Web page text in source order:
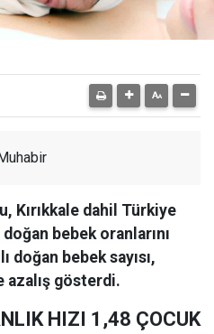
Kırıkkale dahil Türkiye
bebek oranlarını
doğan bebek sayısı,
azalış gösterdi.
HIZI 1,48 ÇOCUK